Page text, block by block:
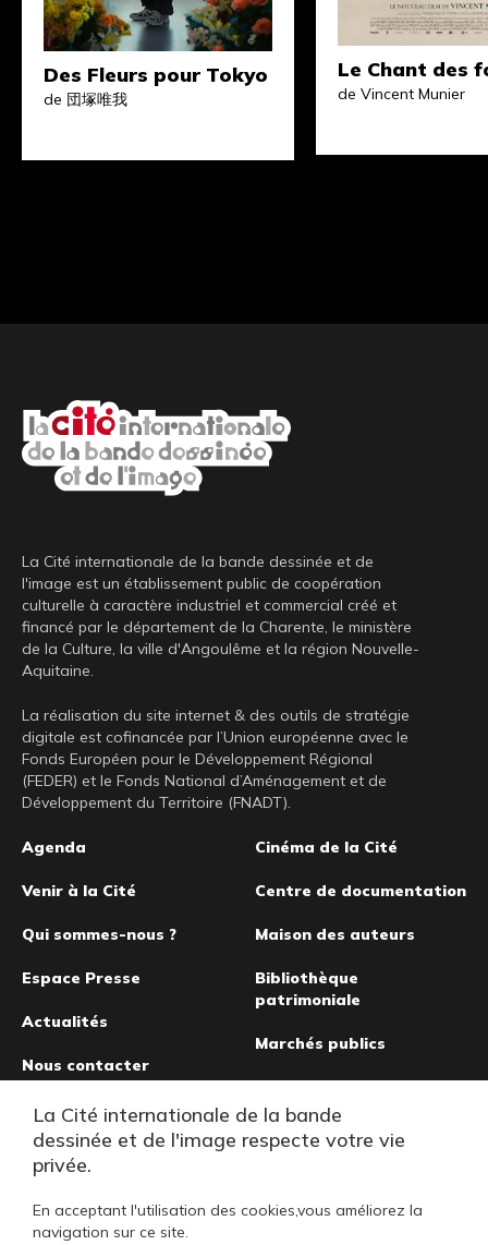
Des Fleurs pour Tokyo
de 団塚唯我
Le Chant des
de Vincent Munier
La Cité internationale de la bande dessinée et de
l'image est un établissement public de coopération
culturelle à caractère industriel et commercial créé et
financé par le département de la Charente, le ministère
de la Culture, la ville d'Angoulême et la région Nouvelle-
Aquitaine.
La réalisation du site internet & des outils de stratégie
digitale est cofinancée par l’Union européenne avec le
Fonds Européen pour le Développement Régional
(FEDER) et le Fonds National d’Aménagement et de
Développement du Territoire (FNADT).
Pied
de
Agenda
Venir à la Cité
Qui sommes-nous ?
Espace Presse
Actualités
Nous contacter
Musée de la bande
dessinée
Cinéma de la Cité
Centre de documentation
Maison des auteurs
Bibliothèque
patrimoniale
Marchés publics
La Cité internationale de la bande
dessinée et de l'image respecte votre vie
privée.
En acceptant l'utilisation des cookies,vous améliorez la
navigation sur ce site.